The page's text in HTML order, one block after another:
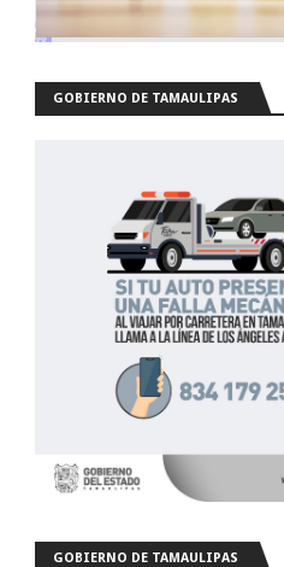
GOBIERNO DE TAMAULIPAS
GOBIERNO DE TAMAULIPAS